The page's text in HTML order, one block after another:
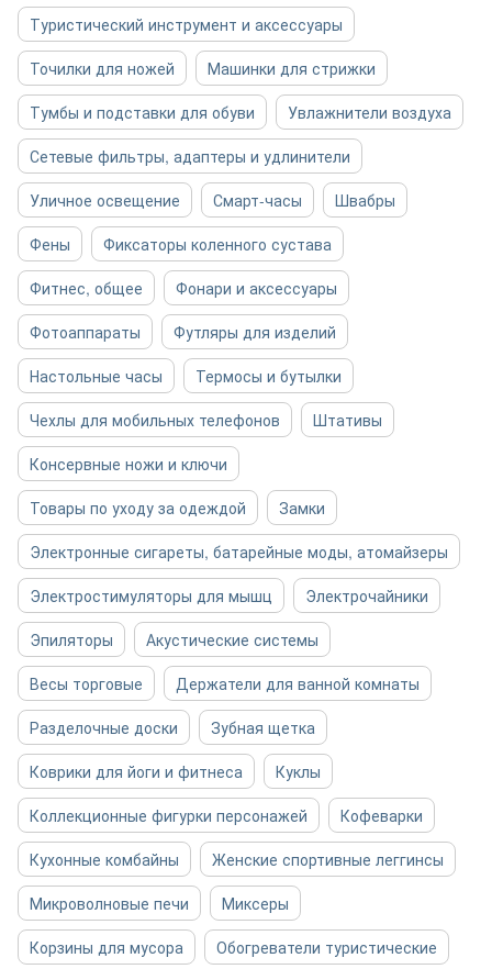
Туристический инструмент и аксессуары
Точилки для ножей
Машинки для стрижки
Тумбы и подставки для обуви
Увлажнители воздуха
Сетевые фильтры, адаптеры и удлинители
Уличное освещение
Смарт-часы
Швабры
Фены
Фиксаторы коленного сустава
Фитнес, общее
Фонари и аксессуары
Фотоаппараты
Футляры для изделий
Настольные часы
Термосы и бутылки
Чехлы для мобильных телефонов
Штативы
Консервные ножи и ключи
Товары по уходу за одеждой
Замки
Электронные сигареты, батарейные моды, атомайзеры
Электростимуляторы для мышц
Электрочайники
Эпиляторы
Акустические системы
Весы торговые
Держатели для ванной комнаты
Разделочные доски
Зубная щетка
Коврики для йоги и фитнеса
Куклы
Коллекционные фигурки персонажей
Кофеварки
Кухонные комбайны
Женские спортивные леггинсы
Микроволновые печи
Миксеры
Корзины для мусора
Обогреватели туристические